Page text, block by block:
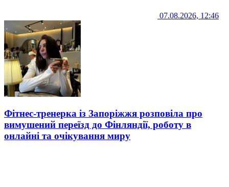
07.08.2026, 12:46
Фітнес-тренерка із Запоріжжя розповіла про
вимушений переїзд до Фінляндії, роботу в
онлайні та очікування миру